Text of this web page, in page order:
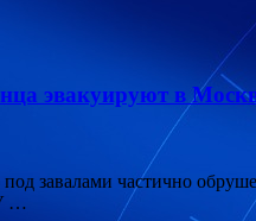
эвакуируют в
завалами частично
…